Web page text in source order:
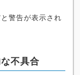
警告が表示され
不具合